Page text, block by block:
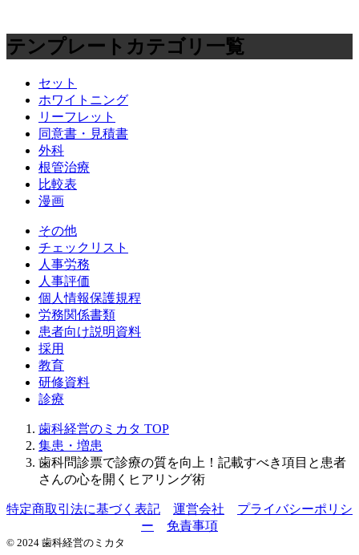
テンプレートカテゴリ一覧
セット
ホワイトニング
リーフレット
同意書・見積書
外科
根管治療
比較表
漫画
その他
チェックリスト
人事労務
人事評価
個人情報保護規程
労務関係書類
患者向け説明資料
採用
教育
研修資料
診療
歯科経営のミカタ TOP
集患・増患
歯科問診票で診療の質を向上！記載すべき項目と患者
さんの心を開くヒアリング術
特定商取引法に基づく表記 運営会社
プライバシーポリシ
ー
免責事項
© 2024 歯科経営のミカタ